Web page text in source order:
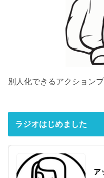
別人化できるアクション
ラジオはじめました